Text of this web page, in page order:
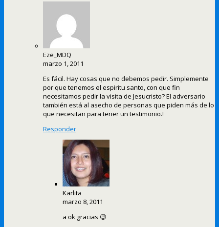
Eze_MDQ
marzo 1, 2011
Es fácil. Hay cosas que no debemos pedir. Simplemente
por que tenemos el espiritu santo, con que fin
necesitamos pedir la visita de Jesucristo? El adversario
también está al asecho de personas que piden más de lo
que necesitan para tener un testimonio.!
Responder
Karlita
marzo 8, 2011
a ok gracias 😉